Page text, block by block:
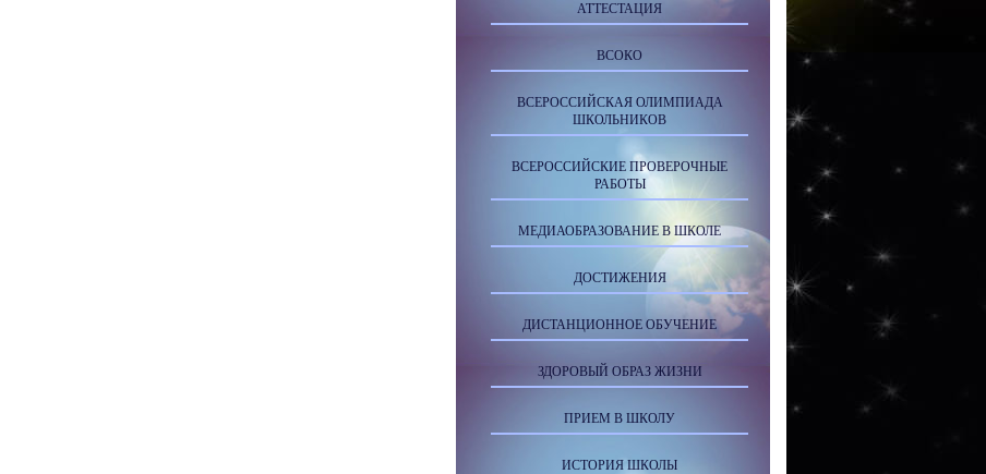
АТТЕСТАЦИЯ
ВСОКО
ВСЕРОССИЙСКАЯ ОЛИМПИАДА
ШКОЛЬНИКОВ
ВСЕРОССИЙСКИЕ ПРОВЕРОЧНЫЕ
РАБОТЫ
МЕДИАОБРАЗОВАНИЕ В ШКОЛЕ
ДОСТИЖЕНИЯ
ДИСТАНЦИОННОЕ ОБУЧЕНИЕ
ЗДОРОВЫЙ ОБРАЗ ЖИЗНИ
ПРИЕМ В ШКОЛУ
ИСТОРИЯ ШКОЛЫ